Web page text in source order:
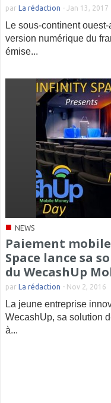
par La rédaction - Jan 13, 2017
Le sous-continent
version numérique du
émise...
■ NEWS
Paiement
Space lance sa
du WecashUp
par La rédaction - Nov 2, 2016
La jeune entreprise
WecashUp, sa solution
à...